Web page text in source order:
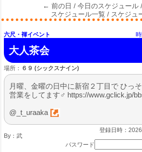
← 前の日 / 今日のスケジュール /
スケジュール一覧 / スケジュ
六尺・褌イベント 時
大人茶会
場所： ６９ (シックスナイン)
月曜、金曜の日中に新宿２丁目で ひっ
営業をしてます♂ https://www.gclick.jp/
@_t_uraaka
登録日時：
By： 武
パスワード